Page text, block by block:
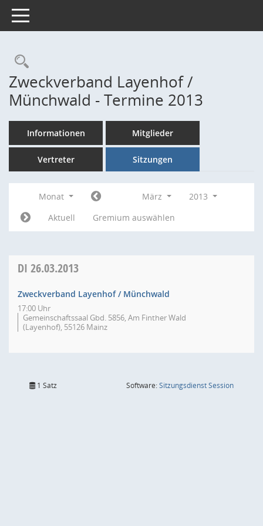
Toggle navigation
Rechercheauswahl
Zweckverband Layenhof /
Münchwald - Termine 2013
Informationen Mitglieder
Vertreter Sitzungen
Monat März
2013
Aktuell
Gremium auswählen
DI 26.03.2013
Zweckverband Layenhof / Münchwald
17:00 Uhr
Gemeinschaftssaal Gbd. 5856, Am Finther Wald
(Layenhof), 55126 Mainz
1 Satz Software:SitzungsdienstSession(Wird in